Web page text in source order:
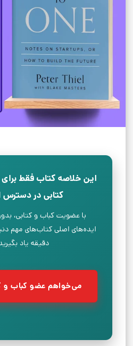
این خلاصه کتاب فقط
کتابی در
با عضویت کباب و کتابی،
دقیقه یاد
می‌خواهم عضو کباب و